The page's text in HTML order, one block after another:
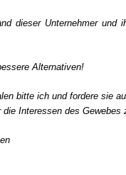
dieser Unternehmer und
Alternativen!
bitte ich und fordere sie
Interessen des Gewebes